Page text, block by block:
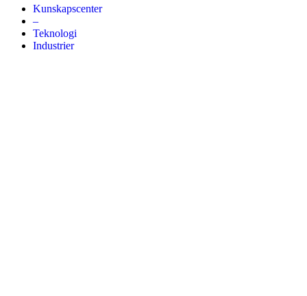
Kunskapscenter
–
Teknologi
Industrier